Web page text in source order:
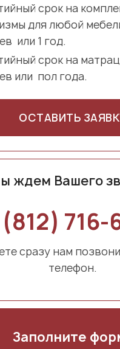
срок на
для любой
или 1 год.
срок на
или пол года.
ОСТАВИТЬ
ждем Вашего
(812)
сразу нам
телефон.
Заполните